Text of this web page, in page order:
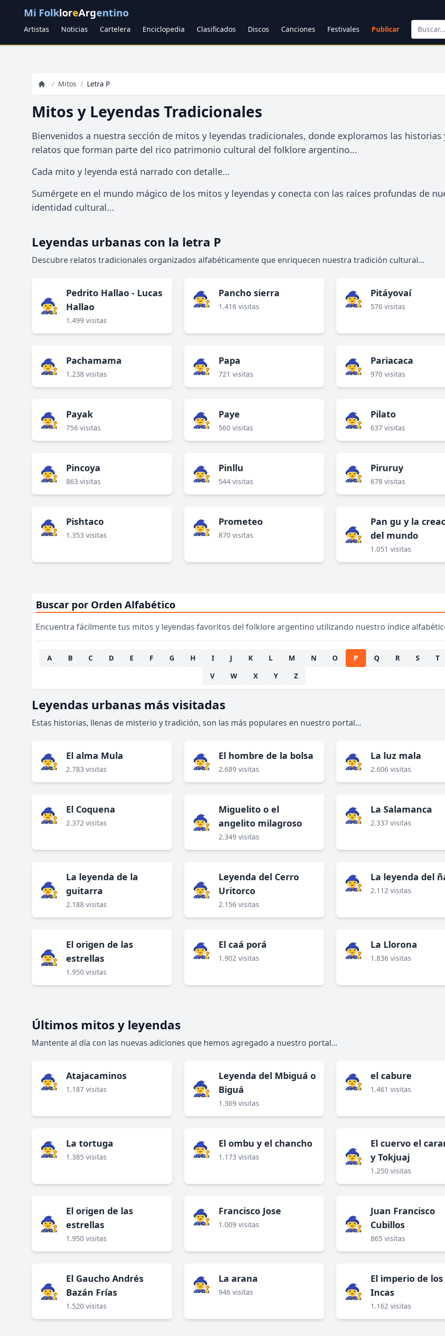
Mi FolkloreArgentino
Artistas Noticias Cartelera Enciclopedia Clasificados Discos Canciones Festivales Publicar
/ Mitos / Letra P
Mitos y Leyendas Tradicionales
Bienvenidos a nuestra sección de mitos y leyendas tradicionales, donde exploramos las historias
relatos que forman parte del rico patrimonio cultural del folklore argentino...
Cada mito y leyenda está narrado con detalle...
Sumérgete en el mundo mágico de los mitos y leyendas y conecta con las raíces profundas de
identidad cultural...
Leyendas urbanas con la letra P
Descubre relatos tradicionales organizados alfabéticamente que enriquecen nuestra tradición cultural...
🧙‍♀️
Pedrito Hallao - Lucas
Hallao
1.499 visitas
🧙‍♀️ Pancho sierra
1.416 visitas 🧙‍♀️ Pitáyovaí
576 visitas
🧙‍♀️ Pachamama
1.238 visitas 🧙‍♀️ Papa
721 visitas 🧙‍♀️ Pariacaca
970 visitas
🧙‍♀️ Payak
756 visitas 🧙‍♀️ Paye
560 visitas 🧙‍♀️ Pilato
637 visitas
🧙‍♀️ Pincoya
863 visitas 🧙‍♀️ Pinllu
544 visitas 🧙‍♀️ Piruruy
678 visitas
🧙‍♀️ Pishtaco
1.353 visitas 🧙‍♀️ Prometeo
870 visitas 🧙‍♀️
Pan gu y la
del mundo
1.051 visitas
Buscar por Orden Alfabético
Encuentra fácilmente tus mitos y leyendas favoritos del folklore argentino utilizando nuestro índice
A B C D E F G H I J K L M N O P Q R S T
V
W X Y Z
Leyendas urbanas más visitadas
Estas historias, llenas de misterio y tradición, son las más populares en nuestro portal...
🧙‍♀️ El alma Mula
2.783 visitas 🧙‍♀️ El hombre de la bolsa
2.689 visitas 🧙‍♀️ La luz mala
2.606 visitas
🧙‍♀️ El Coquena
2.372 visitas 🧙‍♀️
Miguelito o el
angelito milagroso
2.349 visitas
🧙‍♀️ La Salamanca
2.337 visitas
🧙‍♀️
La leyenda de la
guitarra
2.188 visitas
🧙‍♀️
Leyenda del Cerro
Uritorco
2.156 visitas
🧙‍♀️ La leyenda del
2.112 visitas
🧙‍♀️
El origen de las
estrellas
1.950 visitas
🧙‍♀️ El caá porá
1.902 visitas 🧙‍♀️ La Llorona
1.836 visitas
Últimos mitos y leyendas
Mantente al día con las nuevas adiciones que hemos agregado a nuestro portal...
🧙‍♀️ Atajacaminos
1.187 visitas 🧙‍♀️
Leyenda del Mbiguá o
Biguá
1.369 visitas
🧙‍♀️ el cabure
1.461 visitas
🧙‍♀️ La tortuga
1.385 visitas 🧙‍♀️ El ombu y el chancho
1.173 visitas 🧙‍♀️
El cuervo el
y Tokjuaj
1.250 visitas
🧙‍♀️
El origen de las
estrellas
1.950 visitas
🧙‍♀️ Francisco Jose
1.009 visitas 🧙‍♀️
Juan Francisco
Cubillos
865 visitas
🧙‍♀️
El Gaucho Andrés
Bazán Frías
1.520 visitas
🧙‍♀️ La arana
946 visitas 🧙‍♀️
El imperio de los
Incas
1.162 visitas